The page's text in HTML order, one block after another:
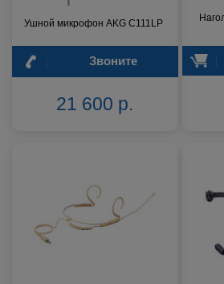
Ушной микрофон AKG C111LP
Звоните
21 600 р.